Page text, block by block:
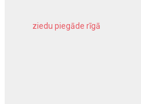
ziedu piegāde rīgā